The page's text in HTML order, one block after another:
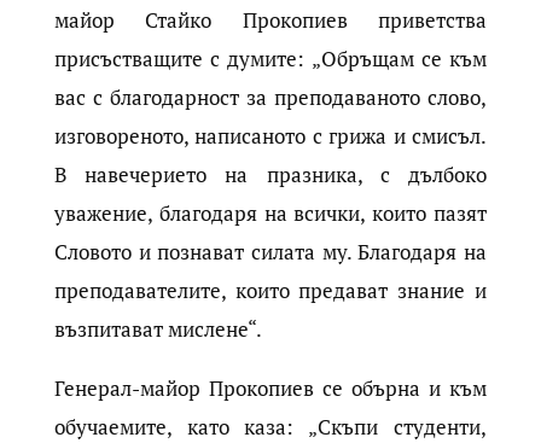
майор Стайко Прокопиев приветства
присъстващите с думите: „Обръщам се към
вас с благодарност за преподаваното слово,
изговореното, написаното с грижа и смисъл.
В навечерието на празника, с дълбоко
уважение, благодаря на всички, които пазят
Словото и познават силата му. Благодаря на
преподавателите, които предават знание и
възпитават мислене“.
Генерал-майор Прокопиев се обърна и към
обучаемите, като каза: „Скъпи студенти,